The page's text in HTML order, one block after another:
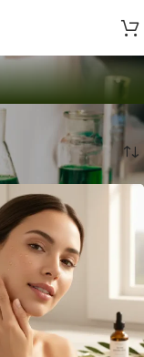
Mostrando 4 resultados